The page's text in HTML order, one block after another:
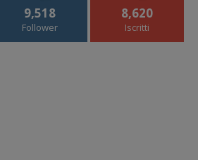
9,518
Follower
8,620
Iscritti